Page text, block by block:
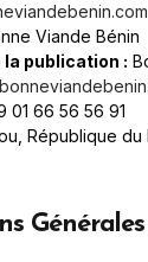
Viande Bénin
la publication :
01 66 56 56 91
République du